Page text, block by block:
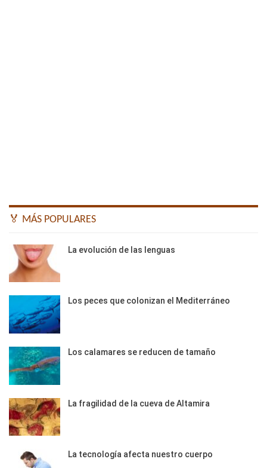
🏅 MÁS POPULARES
La evolución de las lenguas
Los peces que colonizan el Mediterráneo
Los calamares se reducen de tamaño
La fragilidad de la cueva de Altamira
La tecnología afecta nuestro cuerpo